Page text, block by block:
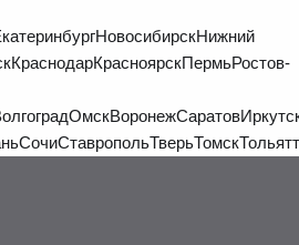
НовосибирскНижний
КраснодарКрасноярскПермьРостов-
ОмскВоронежСаратов
СочиСтавропольТверьТомск